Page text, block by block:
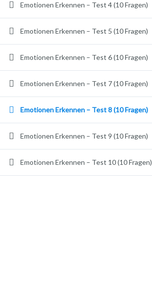
Emotionen Erkennen – Test 4 (10 Fragen)
Emotionen Erkennen – Test 5 (10 Fragen)
Emotionen Erkennen – Test 6 (10 Fragen)
Emotionen Erkennen – Test 7 (10 Fragen)
Emotionen Erkennen – Test 8 (10 Fragen)
Emotionen Erkennen – Test 9 (10 Fragen)
Emotionen Erkennen – Test 10 (10 Fragen)